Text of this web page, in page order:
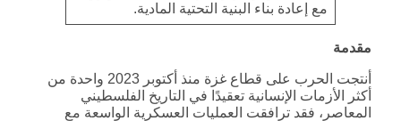
مع إعادة بناء البنية التحتية المادية.
مقدمة
أنتجت الحرب على قطاع غزة منذ أكتوبر 2023 واحدة من
أكثر الأزمات الإنسانية تعقيدًا في التاريخ الفلسطيني
المعاصر، فقد ترافقت العمليات العسكرية الواسعة مع